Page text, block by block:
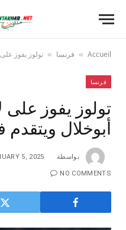
Accueil
» فرنسا » تولوز يفوز
فرنسا
تولوز يفوز
أبوخلال
بواسطة 5, 2025
NO COMMENTS